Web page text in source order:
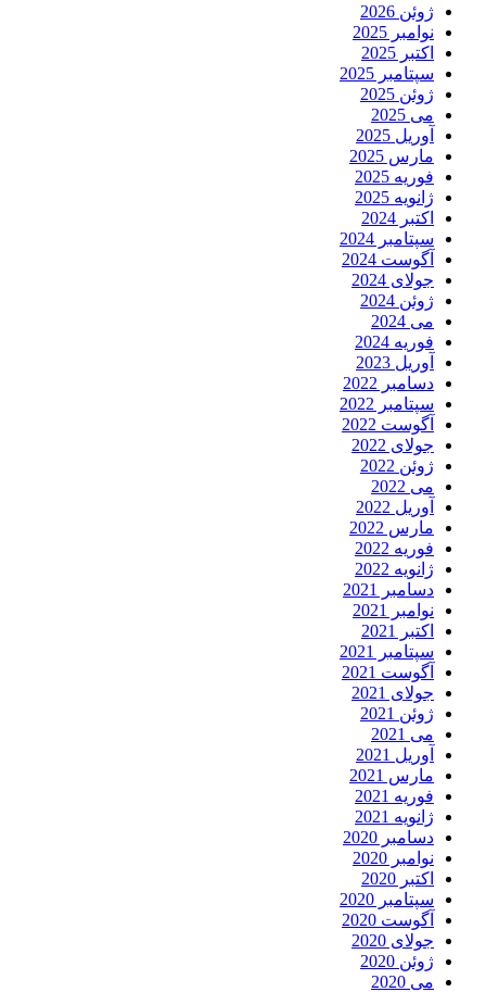
ژوئن 2026
نوامبر 2025
اکتبر 2025
سپتامبر 2025
ژوئن 2025
می 2025
آوریل 2025
مارس 2025
فوریه 2025
ژانویه 2025
اکتبر 2024
سپتامبر 2024
آگوست 2024
جولای 2024
ژوئن 2024
می 2024
فوریه 2024
آوریل 2023
دسامبر 2022
سپتامبر 2022
آگوست 2022
جولای 2022
ژوئن 2022
می 2022
آوریل 2022
مارس 2022
فوریه 2022
ژانویه 2022
دسامبر 2021
نوامبر 2021
اکتبر 2021
سپتامبر 2021
آگوست 2021
جولای 2021
ژوئن 2021
می 2021
آوریل 2021
مارس 2021
فوریه 2021
ژانویه 2021
دسامبر 2020
نوامبر 2020
اکتبر 2020
سپتامبر 2020
آگوست 2020
جولای 2020
ژوئن 2020
می 2020